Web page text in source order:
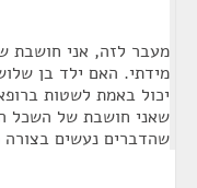
מעבר לזה, אני חושבת
מידתי. האם ילד בן
יכול באמת לשטות
שאני חושבת של השכל
שהדברים נעשים בצורה